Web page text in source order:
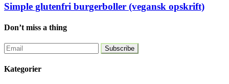
Simple glutenfri burgerboller (vegansk opskrift)
Don’t miss a thing
Kategorier